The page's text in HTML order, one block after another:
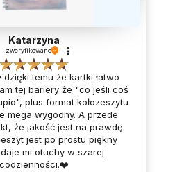
Katarzyna
zweryfikowano
temu że kartki łatwo
tej bariery że "co jeśli coś
plus format kołozeszytu
mega wygodny. A przede
że jakość jest na prawdę
jest po prostu piękny
mi otuchy w szarej
codzienności.❤️